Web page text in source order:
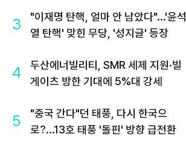
3
"이재명 탄핵, 얼마 안 남았다"...'윤석
열 탄핵' 맞힌 무당, '성지글' 등장
4
두산에너빌리티, SMR 세제 지원·빌
게이츠 방한 기대에 5%대 강세
5
"중국 간다"던 태풍, 다시 한국으
로?...13호 태풍 '돌핀' 방향 급전환